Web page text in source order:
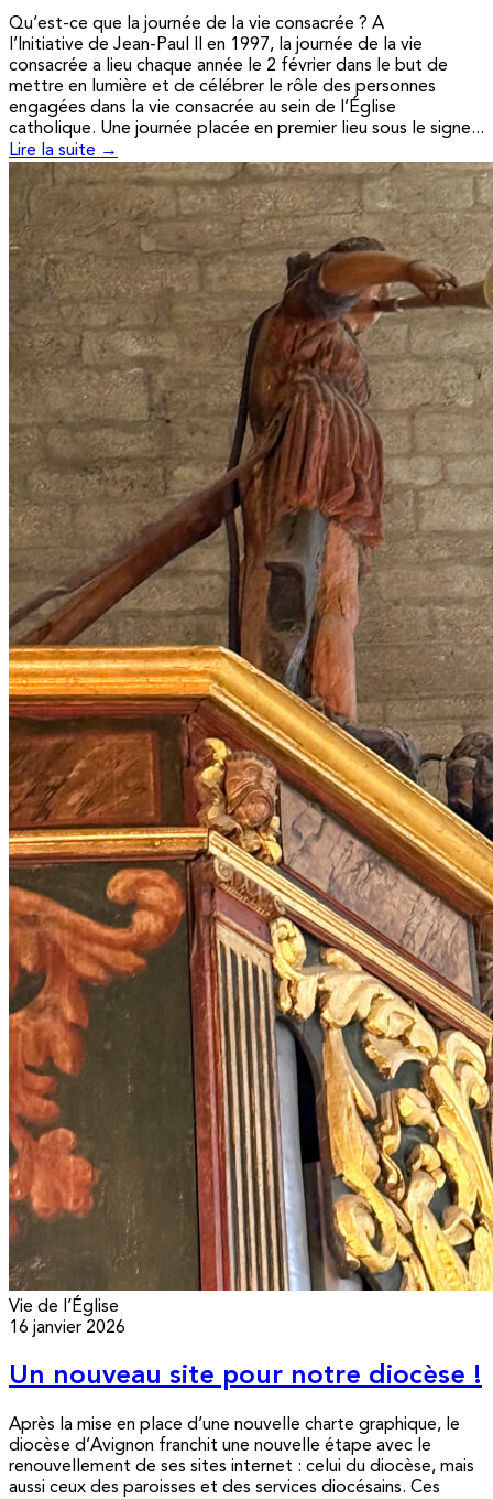
Qu’est-ce que la journée de la vie consacrée ? A
l’Initiative de Jean-Paul II en 1997, la journée de la vie
consacrée a lieu chaque année le 2 février dans le but de
mettre en lumière et de célébrer le rôle des personnes
engagées dans la vie consacrée au sein de l’Église
catholique. Une journée placée en premier lieu sous le signe...
Lire la suite →
Vie de l’Église
16 janvier 2026
Un nouveau site pour notre diocèse !
Après la mise en place d’une nouvelle charte graphique, le
diocèse d’Avignon franchit une nouvelle étape avec le
renouvellement de ses sites internet : celui du diocèse, mais
aussi ceux des paroisses et des services diocésains. Ces